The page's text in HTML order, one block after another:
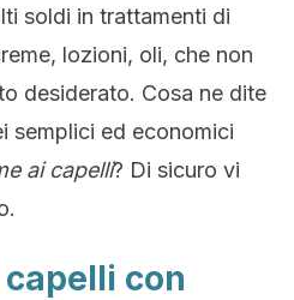
soldi in trattamenti di
lozioni, oli, che non
desiderato. Cosa ne dite
semplici ed economici
ai capelli? Di sicuro vi
con